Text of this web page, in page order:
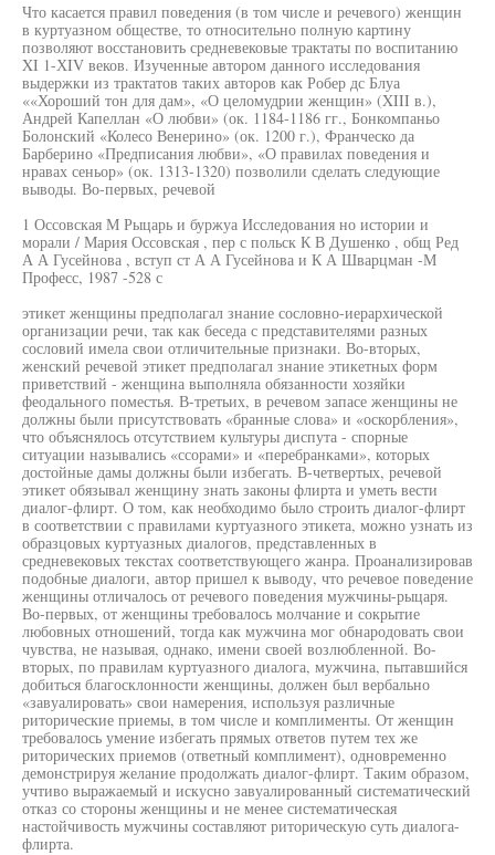
Что касается правил поведения (в том числе и речевого) женщин
в куртуазном обществе, то относительно полную картину
позволяют восстановить средневековые трактаты по воспитанию
XI 1-ХIV веков. Изученные автором данного исследования
выдержки из трактатов таких авторов как Робер дс Блуа
««Хороший тон для дам», «О целомудрии женщин» (XIII в.),
Андрей Капеллан «О любви» (ок. 1184-1186 гг., Бонкомпаньо
Болонский «Колесо Венерино» (ок. 1200 г.), Франческо да
Барберино «Предписания любви», «О правилах поведения и
нравах сеньор» (ок. 1313-1320) позволили сделать следующие
выводы. Во-первых, речевой
1 Оссовская М Рыцарь и буржуа Исследования но истории и
морали / Мария Оссовская , пер с польск К В Душенко , общ Ред
А А Гусейнова , вступ ст А А Гусейнова и К А Шварцман -М
Професс, 1987 -528 с
этикет женщины предполагал знание сословно-иерархической
организации речи, так как беседа с представителями разных
сословий имела свои отличительные признаки. Во-вторых,
женский речевой этикет предполагал знание этикетных форм
приветствий - женщина выполняла обязанности хозяйки
феодального поместья. В-третьих, в речевом запасе женщины не
должны были присутствовать «бранные слова» и «оскорбления»,
что объяснялось отсутствием культуры диспута - спорные
ситуации назывались «ссорами» и «перебранками», которых
достойные дамы должны были избегать. В-четвертых, речевой
этикет обязывал женщину знать законы флирта и уметь вести
диалог-флирт. О том, как необходимо было строить диалог-флирт
в соответствии с правилами куртуазного этикета, можно узнать из
образцовых куртуазных диалогов, представленных в
средневековых текстах соответствующего жанра. Проанализировав
подобные диалоги, автор пришел к выводу, что речевое поведение
женщины отличалось от речевого поведения мужчины-рыцаря.
Во-первых, от женщины требовалось молчание и сокрытие
любовных отношений, тогда как мужчина мог обнародовать свои
чувства, не называя, однако, имени своей возлюбленной. Во-
вторых, по правилам куртуазного диалога, мужчина, пытавшийся
добиться благосклонности женщины, должен был вербально
«завуалировать» свои намерения, используя различные
риторические приемы, в том числе и комплименты. От женщин
требовалось умение избегать прямых ответов путем тех же
риторических приемов (ответный комплимент), одновременно
демонстрируя желание продолжать диалог-флирт. Таким образом,
учтиво выражаемый и искусно завуалированный систематический
отказ со стороны женщины и не менее систематическая
настойчивость мужчины составляют риторическую суть диалога-
флирта.